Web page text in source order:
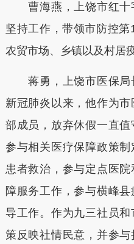
曹海燕，上饶市红十
坚持工作，带领市防控
农贸市场、乡镇以及村居
蒋勇，上饶市医保局
新冠肺炎以来，他作为
部成员，放弃休假一直值
参与相关医疗保障政策
患者救治，参与定点医
障服务工作，参与横峰
导工作。作为九三社员
策反映社情民意，并参